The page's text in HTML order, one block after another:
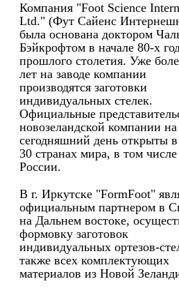
Компания "Foot Science
Ltd." (Фут Сайенс
была основана доктором
Бэйкрофтом в начале 80-х
прошлого столетия. Уже
лет на заводе компании
производятся заготовки
индивидуальных стелек.
Официальные
новозеландской компании на
сегодняшний день открыты в
30 странах мира, в том
России.
В г. Иркутске "FormFoot"
официальным партнером в
на Дальнем востоке,
формовку заготовок
индивидуальных ортезов-
также всех комплектующих
материалов из Новой